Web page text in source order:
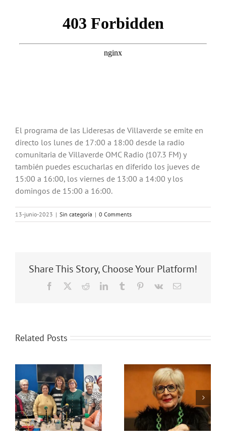
El programa de las Lideresas de Villaverde se emite en
directo los lunes de 17:00 a 18:00 desde la radio
comunitaria de Villaverde OMC Radio (107.3 FM) y
también puedes escucharlas en diferido los jueves de
15:00 a 16:00, los viernes de 13:00 a 14:00 y los
domingos de 15:00 a 16:00.
13-junio-2023 | Sin categoría | 0 Comments
Share This Story, Choose Your Platform!
Facebook RedditLinkedInTumblr Pinterest
Vk Email
Related Posts
Con Mayor Voz:
Concha Velasco
Con Mayor Voz:
Post 25N /Día
contra el
maltrato de
género